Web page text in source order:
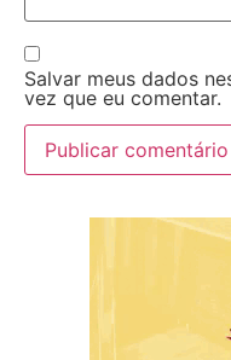
Salvar meus dados
vez que eu comentar.